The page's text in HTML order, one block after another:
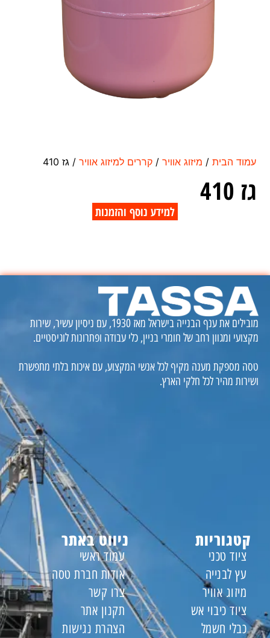
עמוד הבית / מיזוג אוויר /קררים למיזוג אוויר / גז 410
גז 410
למידע נוסף והזמנות
מובילים את ענף הבנייה בישראל מאז 1930, עם ניסיון עשיר, שירות
מקצועי ומגוון רחב של חומרי בניין, כלי עבודה ופתרונות לוגיסטיים.
טסה מספקת מענה מקיף לכל אנשי המקצוע, עם איכות בלתי מתפשרת
ושירות מהיר לכל חלקי הארץ.
ניווט באתר
עמוד ראשי
אודות חברת טסה
צרו קשר
תקנון אתר
הצהרת נגישות
קטגוריות
ציוד טכני
עץ לבנייה
מיזוג אוויר
ציוד כיבוי אש
כבלי חשמל